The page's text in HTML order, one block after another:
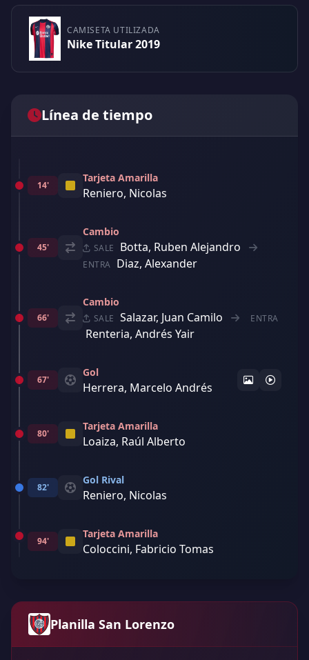
CAMISETA UTILIZADA
Nike Titular 2019
Línea de tiempo
14'
Tarjeta Amarilla
Reniero, Nicolas
45'
Cambio
SALE Botta, Ruben Alejandro
ENTRA Diaz, Alexander
66'
Cambio
SALE Salazar, Juan Camilo ENTRA
Renteria, Andrés Yair
67'
Gol
Herrera, Marcelo Andrés
80'
Tarjeta Amarilla
Loaiza, Raúl Alberto
82'
Gol Rival
Reniero, Nicolas
94'
Tarjeta Amarilla
Coloccini, Fabricio Tomas
Planilla San Lorenzo